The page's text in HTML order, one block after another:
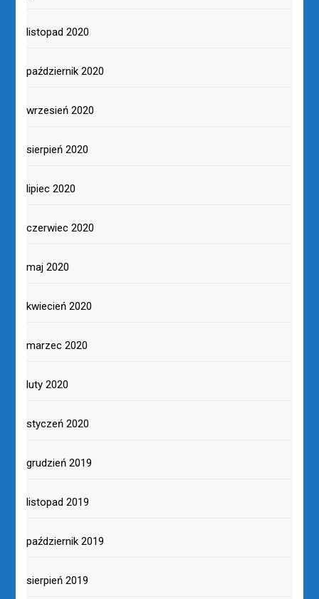
listopad 2020
październik 2020
wrzesień 2020
sierpień 2020
lipiec 2020
czerwiec 2020
maj 2020
kwiecień 2020
marzec 2020
luty 2020
styczeń 2020
grudzień 2019
listopad 2019
październik 2019
sierpień 2019